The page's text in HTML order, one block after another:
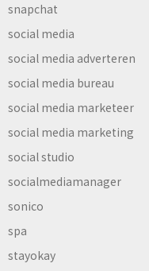
snapchat
social media
social media adverteren
social media bureau
social media marketeer
social media marketing
social studio
socialmediamanager
sonico
spa
stayokay